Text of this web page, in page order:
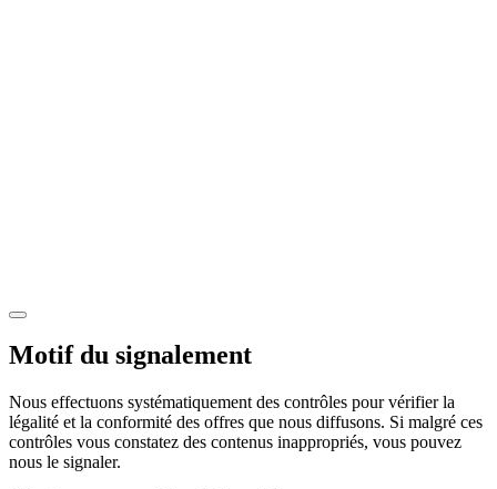
Motif du signalement
Nous effectuons systématiquement des contrôles pour vérifier la
légalité et la conformité des offres que nous diffusons. Si malgré ces
contrôles vous constatez des contenus inappropriés, vous pouvez
nous le signaler.